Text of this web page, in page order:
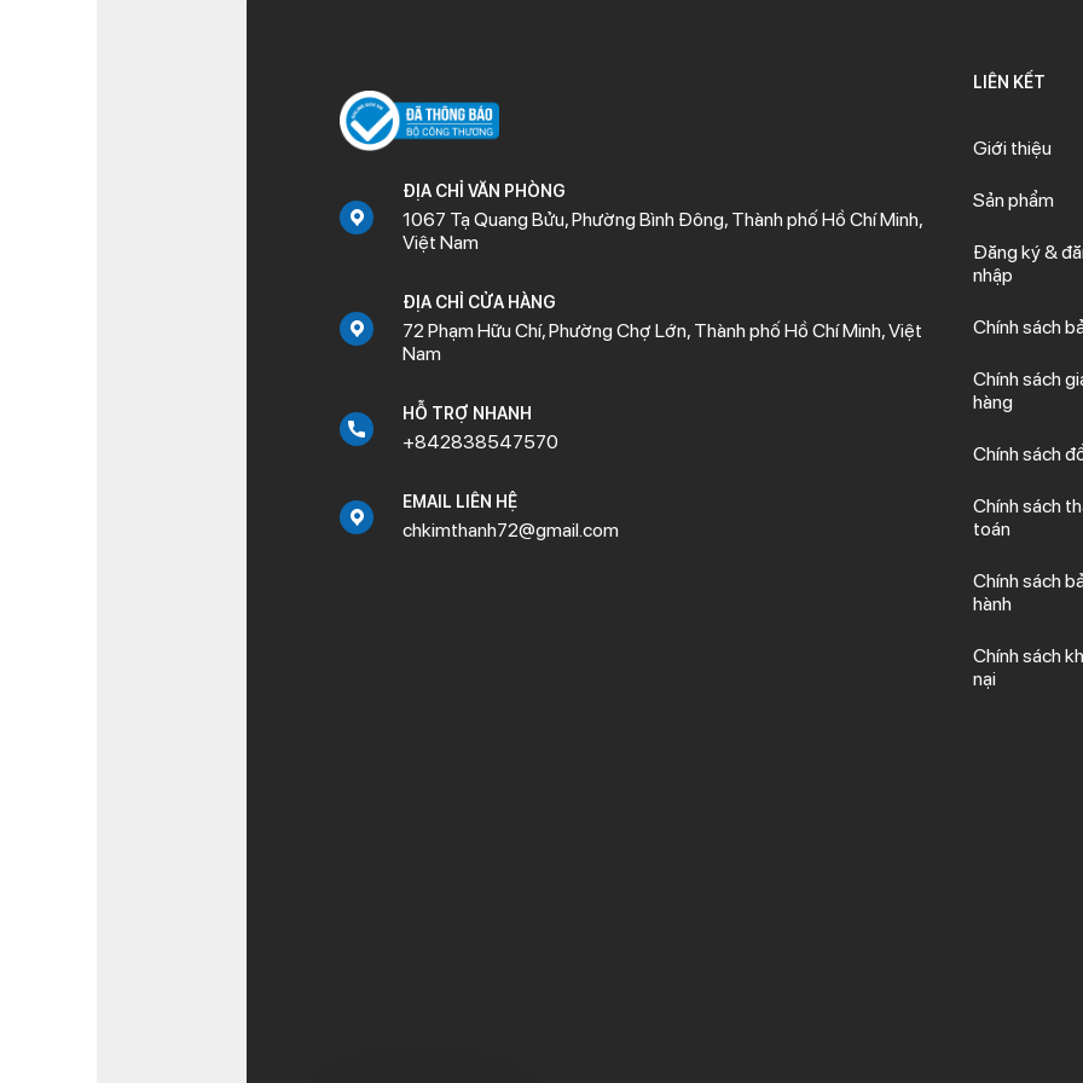
ĐỊA CHỈ VĂN PHÒNG
1067 Tạ Quang Bửu, Phường Bình Đông, Thành phố Hồ Chí Minh,
Việt Nam
ĐỊA CHỈ CỬA HÀNG
72 Phạm Hữu Chí, Phường Chợ Lớn, Thành phố Hồ Chí Minh, Việt
Nam
HỖ TRỢ NHANH
+842838547570
EMAIL LIÊN HỆ
chkimthanh72@gmail.com
LIÊN KẾT
Giới thiệu
Sản phẩm
Đăng ký &
nhập
Chính sách
Chính sách
hàng
Chính sách
Chính sách
toán
Chính sách
hành
Chính sách
nại